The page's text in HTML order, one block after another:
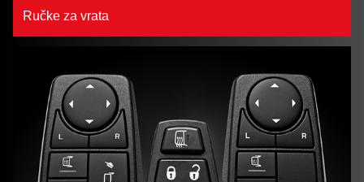
Ručke za vrata